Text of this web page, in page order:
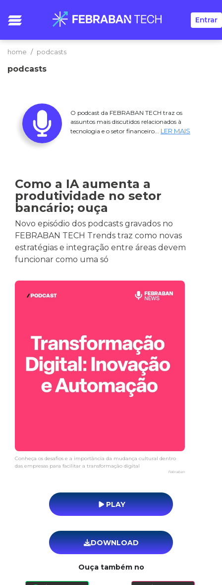
Entrar
home podcasts
podcasts
O podcast da FEBRABAN TECH traz os
assuntos mais discutidos relacionados à
tecnologia e o setor financeiro... LER MAIS
Como a IA aumenta a
produtividade no setor
bancário; ouça
Novo episódio dos podcasts gravados no
FEBRABAN TECH Trends traz como novas
estratégias e integração entre áreas devem
funcionar como uma só
Conheça os desafios e a importância da mudança cultural dentro
das empresas para facilitar a transformação digital
Febraban
PLAY
DOWNLOAD
Ouça também no